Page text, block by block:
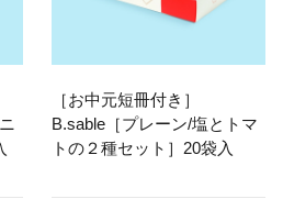
［お中元短冊付き］
B.sable［プレーン/塩とトマ
トの２種セット］20袋入